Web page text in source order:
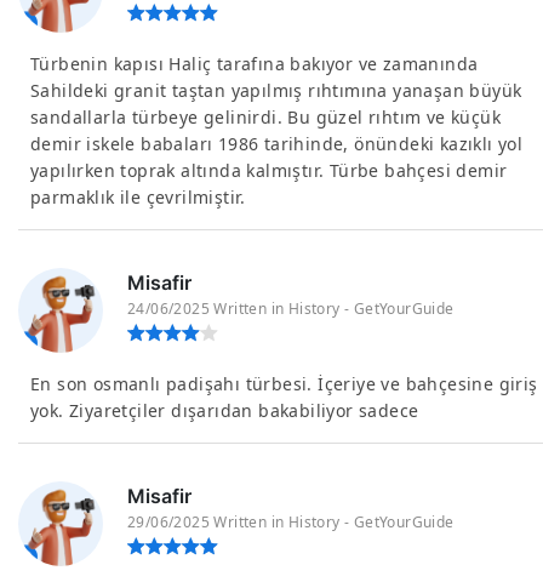
Türbenin kapısı Haliç tarafına bakıyor ve zamanında
Sahildeki granit taştan yapılmış rıhtımına yanaşan büyük
sandallarla türbeye gelinirdi. Bu güzel rıhtım ve küçük
demir iskele babaları 1986 tarihinde, önündeki kazıklı yol
yapılırken toprak altında kalmıştır. Türbe bahçesi demir
parmaklık ile çevrilmiştir.
Misafir
24/06/2025 Written in History - GetYourGuide
En son osmanlı padişahı türbesi. İçeriye ve bahçesine giriş
yok. Ziyaretçiler dışarıdan bakabiliyor sadece
Misafir
29/06/2025 Written in History - GetYourGuide